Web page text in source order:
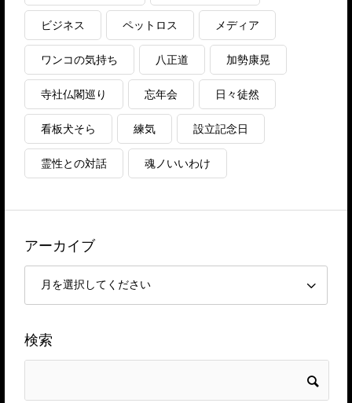
ビジネス ペットロス メディア
ワンコの気持ち 八正道 加勢康晃
寺社仏閣巡り 忘年会 日々徒然
看板犬そら 練気 設立記念日
霊性との対話 魂ノいいわけ
アーカイブ
検索